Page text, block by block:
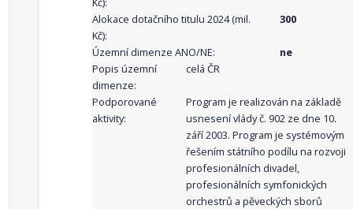
Alokace dotačního titulu 2024 (mil.
Kč):
300
Územní dimenze ANO/NE:
ne
Popis územní
dimenze:
celá ČR
Podporované
aktivity:
Program je realizován na základě
usnesení vlády č. 902 ze dne 10.
září 2003. Program je systémovým
řešením státního podílu na rozvoji
profesionálních divadel,
profesionálních symfonických
orchestrů a pěveckých sborů